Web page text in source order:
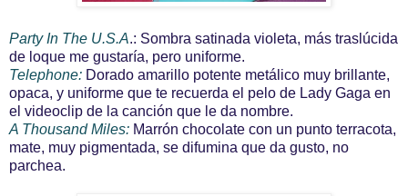
Party In The U.S.A.: Sombra satinada violeta, más traslúcida
de loque me gustaría, pero uniforme.
Telephone: Dorado amarillo potente metálico muy brillante,
opaca, y uniforme que te recuerda el pelo de Lady Gaga en
el videoclip de la canción que le da nombre.
A Thousand Miles: Marrón chocolate con un punto terracota,
mate, muy pigmentada, se difumina que da gusto, no
parchea.